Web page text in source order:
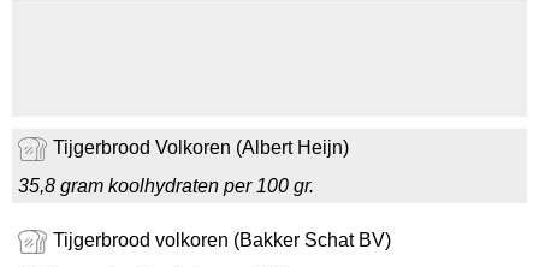
Tijgerbrood Volkoren (Albert Heijn)
35,8 gram koolhydraten per 100 gr.
Tijgerbrood volkoren (Bakker Schat BV)